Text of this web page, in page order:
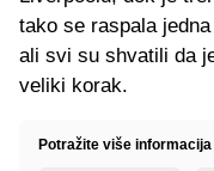
tako se raspala
ali svi su shvatili da
veliki korak.
Potražite više